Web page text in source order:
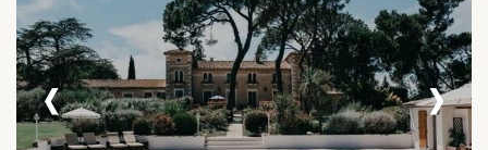
‹ ›